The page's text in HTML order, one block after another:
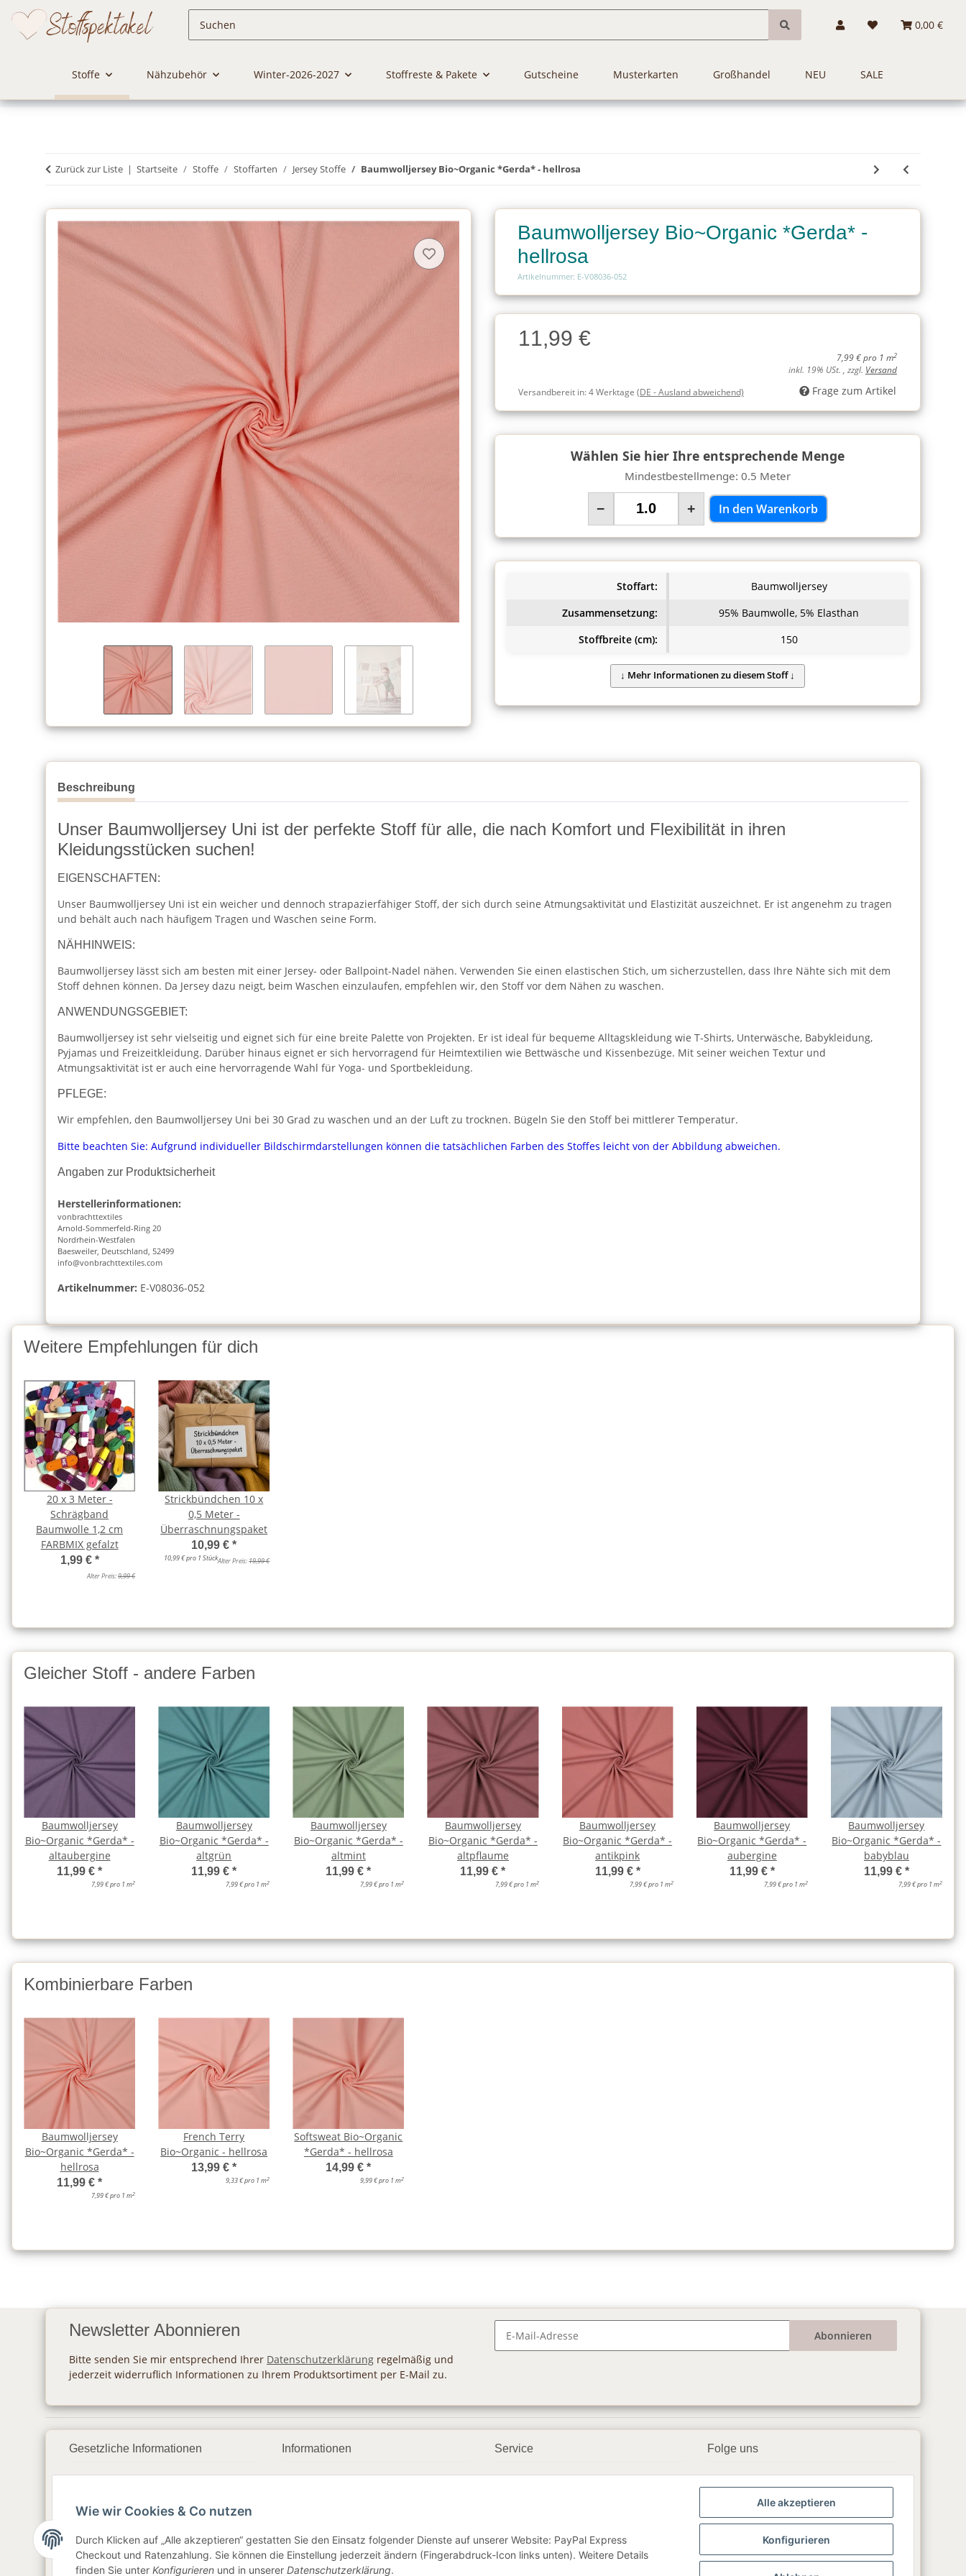
0,00 €
Stoffe Nähzubehör Winter-2026-2027 Stoffreste & Pakete Gutscheine Musterkarten Großhandel NEU SALE
Zurück zur Liste Startseite Stoffe Stoffarten Jersey Stoffe Baumwolljersey Bio~Organic *Gerda* - hellrosa
Baumwolljersey Bio~Organic *Gerda* -
hellrosa
Artikelnummer: E-V08036-052
Charge
Charge11,99 €
7,99 € pro 1 m2
inkl. 19% USt. , zzgl. Versand
Versandbereit in:4 Werktage (DE - Ausland abweichend) Frage zum Artikel
Wählen Sie hier Ihre entsprechende Menge
Mindestbestellmenge: 0.5 Meter
− + In den Warenkorb
Stoffart:
Baumwolljersey
Zusammensetzung:
95% Baumwolle, 5% Elasthan
Stoffbreite (cm):
150
Beschreibung
Unser Baumwolljersey Uni ist der perfekte Stoff für alle, die nach Komfort und Flexibilität in ihren
Kleidungsstücken suchen!
EIGENSCHAFTEN:
Unser Baumwolljersey Uni ist ein weicher und dennoch strapazierfähiger Stoff, der sich durch seine Atmungsaktivität und Elastizität auszeichnet. Er ist angenehm zu tragen
und behält auch nach häufigem Tragen und Waschen seine Form.
NÄHHINWEIS:
Baumwolljersey lässt sich am besten mit einer Jersey- oder Ballpoint-Nadel nähen. Verwenden Sie einen elastischen Stich, um sicherzustellen, dass Ihre Nähte sich mit dem
Stoff dehnen können. Da Jersey dazu neigt, beim Waschen einzulaufen, empfehlen wir, den Stoff vor dem Nähen zu waschen.
ANWENDUNGSGEBIET:
Baumwolljersey ist sehr vielseitig und eignet sich für eine breite Palette von Projekten. Er ist ideal für bequeme Alltagskleidung wie T-Shirts, Unterwäsche, Babykleidung,
Pyjamas und Freizeitkleidung. Darüber hinaus eignet er sich hervorragend für Heimtextilien wie Bettwäsche und Kissenbezüge. Mit seiner weichen Textur und
Atmungsaktivität ist er auch eine hervorragende Wahl für Yoga- und Sportbekleidung.
PFLEGE:
Wir empfehlen, den Baumwolljersey Uni bei 30 Grad zu waschen und an der Luft zu trocknen. Bügeln Sie den Stoff bei mittlerer Temperatur.
Bitte beachten Sie: Aufgrund individueller Bildschirmdarstellungen können die tatsächlichen Farben des Stoffes leicht von der Abbildung abweichen.
Angaben zur Produktsicherheit
Herstellerinformationen:
vonbrachttextiles
Arnold-Sommerfeld-Ring 20
Nordrhein-Westfalen
Baesweiler, Deutschland, 52499
info@vonbrachttextiles.com
Artikelnummer: E-V08036-052
Weitere Empfehlungen für dich
20 x 3 Meter -
Schrägband
Baumwolle 1,2 cm
FARBMIX gefalzt
1,99 € *
Alter Preis:9,99 €
Strickbündchen 10 x
0,5 Meter -
Überraschnungspaket
10,99 €*
10,99 € pro 1 StückAlter Preis:19,99 €
Gleicher Stoff - andere Farben
Baumwolljersey
Bio~Organic *Gerda* -
altaubergine
11,99 €*
7,99 € pro 1 m2
Baumwolljersey
Bio~Organic *Gerda* -
altgrün
11,99 €*
7,99 € pro 1 m2
Baumwolljersey
Bio~Organic *Gerda* -
altmint
11,99 €*
7,99 € pro 1 m2
Baumwolljersey
Bio~Organic *Gerda* -
altpflaume
11,99 €*
7,99 € pro 1 m2
Baumwolljersey
Bio~Organic *Gerda* -
antikpink
11,99 € *
7,99 € pro 1 m2
Baumwolljersey
Bio~Organic *Gerda* -
aubergine
11,99 € *
7,99 € pro 1 m2
Baumwolljersey
Bio~Organic *Gerda* -
babyblau
11,99 € *
7,99 € pro 1 m2
Kombinierbare Farben
Baumwolljersey
Bio~Organic *Gerda* -
hellrosa
11,99 €*
7,99 € pro 1 m2
French Terry
Bio~Organic - hellrosa
13,99 €*
9,33 € pro 1 m2
Softsweat Bio~Organic
*Gerda* - hellrosa
14,99 €*
9,99 € pro 1 m2
Newsletter Abonnieren
Bitte senden Sie mir entsprechend Ihrer Datenschutzerklärung regelmäßig und
jederzeit widerruflich Informationen zu Ihrem Produktsortiment per E-Mail zu.
Abonnieren
Gesetzliche Informationen
AGB
Sitemap
Impressum
Informationen
Newsletter
Service Folge uns
▶️ YouTube
📸 Instagram
Wie wir Cookies & Co nutzen
Durch Klicken auf „Alle akzeptieren“ gestatten Sie den Einsatz folgender Dienste auf unserer Website: PayPal Express
Checkout und Ratenzahlung. Sie können die Einstellung jederzeit ändern (Fingerabdruck-Icon links unten). Weitere Details
finden Sie unter Konfigurieren und in unserer Datenschutzerklärung.
Alle akzeptieren
Konfigurieren